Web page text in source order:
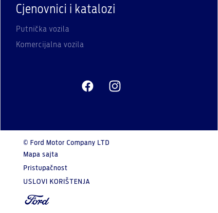
Cjenovnici i katalozi
Putnička vozila
Komercijalna vozila
© Ford Motor Company LTD
Mapa sajta
Pristupačnost
USLOVI KORIŠTENJA